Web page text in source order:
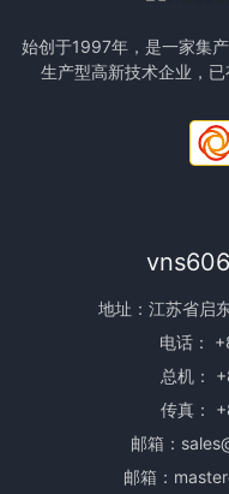
始创于1997年，是一家集
生产型高新技术企业，
地址：江苏省启
电话：
总机：
传真：
邮箱：
邮箱：